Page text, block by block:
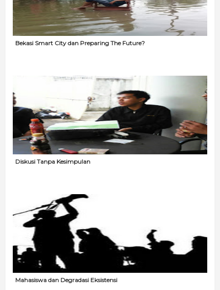
Bekasi Smart City dan Preparing The Future?
Diskusi Tanpa Kesimpulan
Mahasiswa dan Degradasi Eksistensi